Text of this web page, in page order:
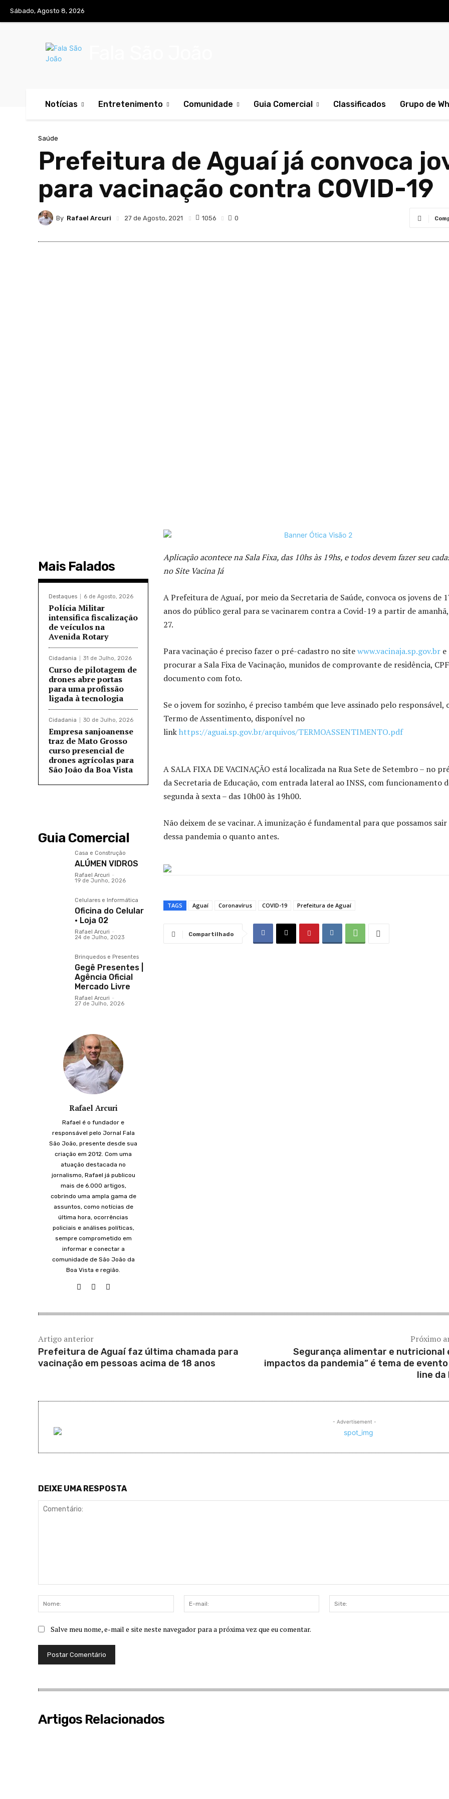
Sábado, Agosto 8, 2026
Notícias Entretenimento Comunidade Guia Comercial Classificados Grupo de
Saúde
Prefeitura de Aguaí já convoca
para vacinação contra COVID-19
By Rafael Arcuri 27 de Agosto, 2021 1056 0
Mais Falados
Destaques 6 de Agosto, 2026
Polícia Militar
intensifica fiscalização
de veículos na
Avenida Rotary
Cidadania 31 de Julho, 2026
Curso de pilotagem de
drones abre portas
para uma profissão
ligada à tecnologia
Cidadania 30 de Julho, 2026
Empresa sanjoanense
traz de Mato Grosso
curso presencial de
drones agrícolas para
São João da Boa Vista
Guia Comercial
Casa e Construção
ALÚMEN VIDROS
Rafael Arcuri -
19 de Junho, 2026
Celulares e Informática
Oficina do Celular
· Loja 02
Rafael Arcuri -
24 de Julho, 2023
Brinquedos e Presentes
Gegê Presentes |
Agência Oficial
Mercado Livre
Rafael Arcuri -
27 de Julho, 2026
Rafael Arcuri
Rafael é o fundador e
responsável pelo Jornal Fala
São João, presente desde sua
criação em 2012. Com uma
atuação destacada no
jornalismo, Rafael já publicou
mais de 6.000 artigos,
cobrindo uma ampla gama de
assuntos, como notícias de
última hora, ocorrências
policiais e análises políticas,
sempre comprometido em
informar e conectar a
comunidade de São João da
Boa Vista e região.
Aplicação acontece na Sala Fixa, das 10hs às 19hs, e todos devem fazer seu
no Site Vacina Já
A Prefeitura de Aguaí, por meio da Secretaria de Saúde, convoca os jovens de
anos do público geral para se vacinarem contra a Covid-19 a partir de
27.
Para vacinação é preciso fazer o pré-cadastro no sitewww.vacinaja.sp.gov.br e
procurar a Sala Fixa de Vacinação, munidos de comprovante de residência,
documento com foto.
Se o jovem for sozinho, é preciso também que leve assinado pelo responsável,
Termo de Assentimento, disponível no
linkhttps://aguai.sp.gov.br/arquivos/TERMOASSENTIMENTO.pdf
A SALA FIXA DE VACINAÇÃO está localizada na Rua Sete de Setembro – no
da Secretaria de Educação, com entrada lateral ao INSS, com funcionamento
segunda à sexta – das 10h00 às 19h00.
Não deixem de se vacinar. A imunização é fundamental para que possamos sair
dessa pandemia o quanto antes.
TAGS Aguaí Coronavírus COVID-19 Prefeitura de Aguaí
Compartilhado
Artigo anterior
Prefeitura de Aguaí faz última chamada para
vacinação em pessoas acima de 18 anos
Próximo
Segurança alimentar e nutricional
impactos da pandemia” é tema de
line da
- Advertisement -
DEIXE UMA RESPOSTA
Nome:
mail:
Salve meu nome, e-mail e site neste navegador para a próxima vez que eu comentar.
Artigos Relacionados